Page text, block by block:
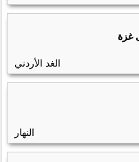
غزة
الغد الأردني
النهار